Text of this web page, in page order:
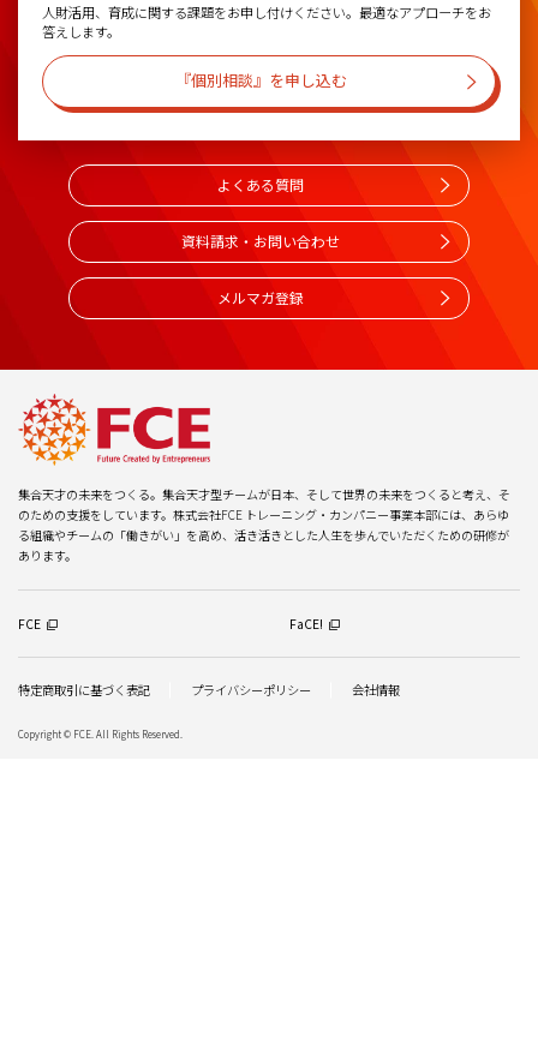
人財活用、育成に関する課題をお申し付けください。最適なアプローチをお
答えします。
『個別相談』を申し込む
よくある質問
資料請求・お問い合わせ
メルマガ登録
集合天才の未来をつくる。集合天才型チームが日本、そして世界の未来をつくると考え、そ
のための支援をしています。株式会社FCE トレーニング・カンパニー事業本部には、あらゆ
る組織やチームの「働きがい」を高め、活き活きとした人生を歩んでいただくための研修が
あります。
FCE FaCE!
特定商取引に基づく表記 プライバシーポリシー 会社情報
Copyright © FCE. All Rights Reserved.